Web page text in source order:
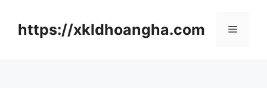
https://xkldhoangha.com 메